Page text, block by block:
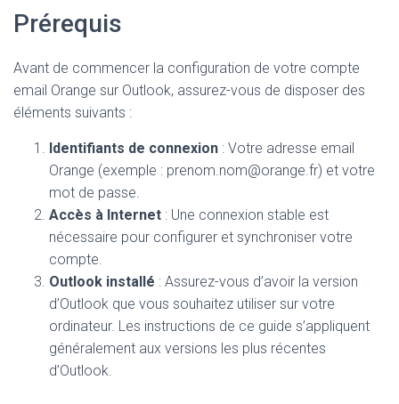
Prérequis
Avant de commencer la configuration de votre compte
email Orange sur Outlook, assurez-vous de disposer des
éléments suivants :
Identifiants de connexion : Votre adresse email
Orange (exemple : prenom.nom@orange.fr) et votre
mot de passe.
Accès à Internet : Une connexion stable est
nécessaire pour configurer et synchroniser votre
compte.
Outlook installé : Assurez-vous d’avoir la version
d’Outlook que vous souhaitez utiliser sur votre
ordinateur. Les instructions de ce guide s’appliquent
généralement aux versions les plus récentes
d’Outlook.